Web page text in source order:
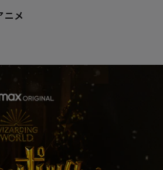
ニメハリー・ポッター20周年記念：リタ